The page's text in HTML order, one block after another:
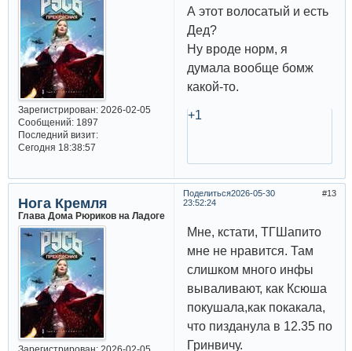
Зарегистрирован: 2026-02-05
Сообщений:1897
Последний визит:
Сегодня 18:38:57
А этот волосатый и есть
Дед?
Ну вроде норм, я
думала вообще бомж
какой-то.
+1
Поделиться 13
2026-05-30
23:52:24
Нога Кремля
Глава Дома Рюриков на Ладоге
Мне, кстати, ТГШапито
мне не нравится. Там
слишком много инфы
вываливают, как Ксюша
покушала,как покакала,
что пизданула в 12.35 по
Гринвичу.